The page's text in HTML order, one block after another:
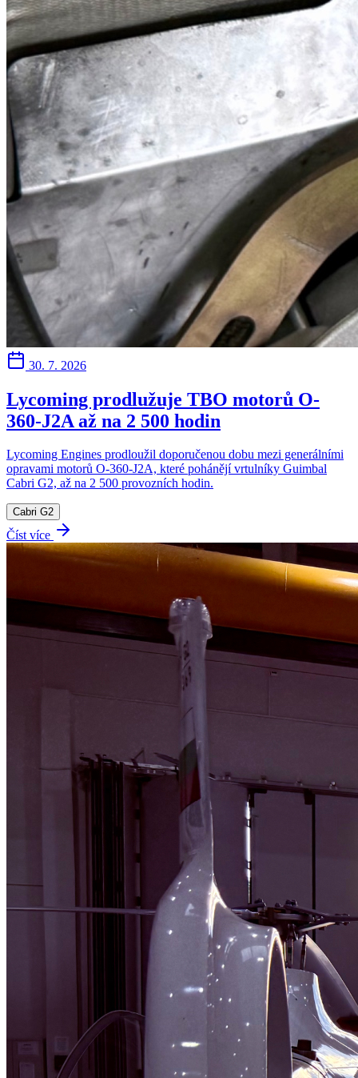
30. 7. 2026
Lycoming prodlužuje TBO motorů O-
360-J2A až na 2 500 hodin
Lycoming Engines prodloužil doporučenou dobu mezi generálními
opravami motorů O-360-J2A, které pohánějí vrtulníky Guimbal
Cabri G2, až na 2 500 provozních hodin.
Cabri G2
Číst více